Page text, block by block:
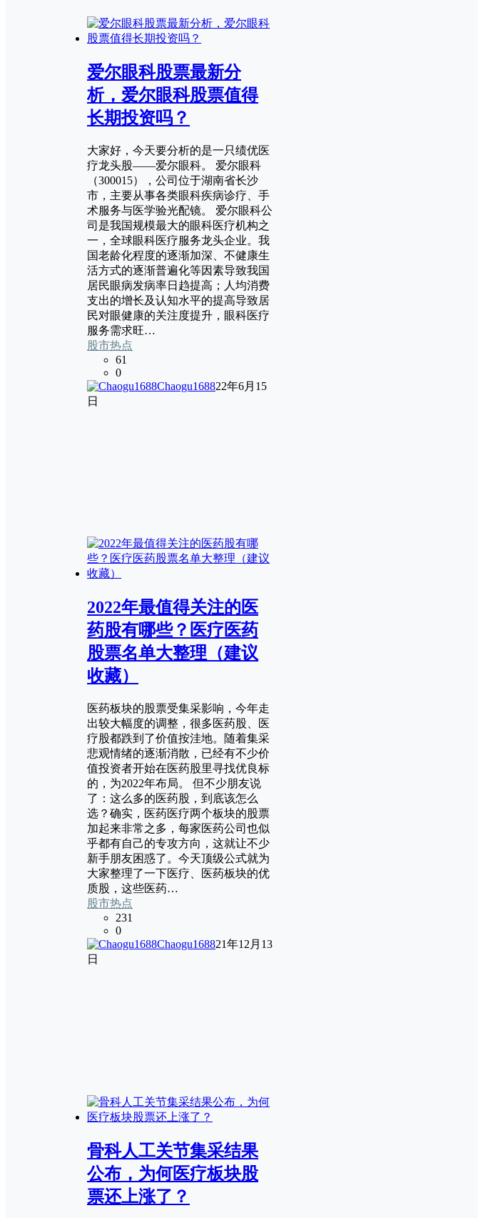
爱尔眼科股票最新分
析，爱尔眼科股票值得
长期投资吗？
大家好，今天要分析的是一只绩优医
疗龙头股——爱尔眼科。 爱尔眼科
（300015），公司位于湖南省长沙
市，主要从事各类眼科疾病诊疗、手
术服务与医学验光配镜。 爱尔眼科公
司是我国规模最大的眼科医疗机构之
一，全球眼科医疗服务龙头企业。我
国老龄化程度的逐渐加深、不健康生
活方式的逐渐普遍化等因素导致我国
居民眼病发病率日趋提高；人均消费
支出的增长及认知水平的提高导致居
民对眼健康的关注度提升，眼科医疗
服务需求旺…
股市热点
61
0
Chaogu168822年6月15
日
2022年最值得关注的医
药股有哪些？医疗医药
股票名单大整理（建议
收藏）
医药板块的股票受集采影响，今年走
出较大幅度的调整，很多医药股、医
疗股都跌到了价值按洼地。随着集采
悲观情绪的逐渐消散，已经有不少价
值投资者开始在医药股里寻找优良标
的，为2022年布局。 但不少朋友说
了：这么多的医药股，到底该怎么
选？确实，医药医疗两个板块的股票
加起来非常之多，每家医药公司也似
乎都有自己的专攻方向，这就让不少
新手朋友困惑了。今天顶级公式就为
大家整理了一下医疗、医药板块的优
质股，这些医药…
股市热点
231
0
Chaogu168821年12月13
日
骨科人工关节集采结果
公布，为何医疗板块股
票还上涨了？